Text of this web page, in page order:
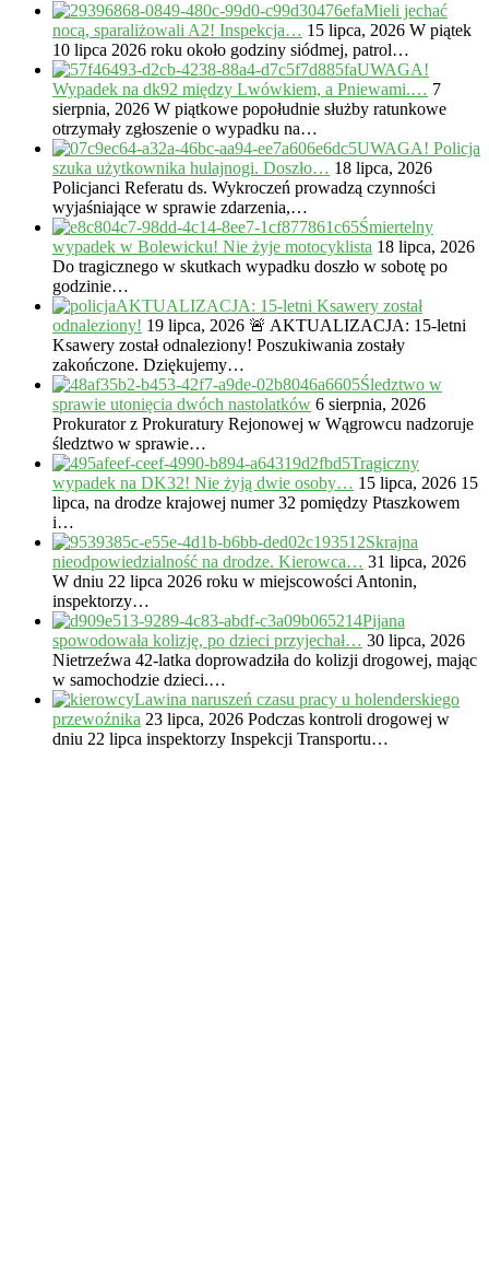
Mieli jechać
nocą, sparaliżowali A2! Inspekcja… 15 lipca, 2026 W piątek
10 lipca 2026 roku około godziny siódmej, patrol…
UWAGA!
Wypadek na dk92 między Lwówkiem, a Pniewami.… 7
sierpnia, 2026 W piątkowe popołudnie służby ratunkowe
otrzymały zgłoszenie o wypadku na…
UWAGA! Policja
szuka użytkownika hulajnogi. Doszło… 18 lipca, 2026
Policjanci Referatu ds. Wykroczeń prowadzą czynności
wyjaśniające w sprawie zdarzenia,…
Śmiertelny
wypadek w Bolewicku! Nie żyje motocyklista 18 lipca, 2026
Do tragicznego w skutkach wypadku doszło w sobotę po
godzinie…
AKTUALIZACJA: 15-letni Ksawery został
odnaleziony! 19 lipca, 2026 🚨 AKTUALIZACJA: 15-letni
Ksawery został odnaleziony! Poszukiwania zostały
zakończone. Dziękujemy…
Śledztwo w
sprawie utonięcia dwóch nastolatków 6 sierpnia, 2026
Prokurator z Prokuratury Rejonowej w Wągrowcu nadzoruje
śledztwo w sprawie…
Tragiczny
wypadek na DK32! Nie żyją dwie osoby… 15 lipca, 2026 15
lipca, na drodze krajowej numer 32 pomiędzy Ptaszkowem
i…
Skrajna
nieodpowiedzialność na drodze. Kierowca… 31 lipca, 2026
W dniu 22 lipca 2026 roku w miejscowości Antonin,
inspektorzy…
Pijana
spowodowała kolizję, po dzieci przyjechał… 30 lipca, 2026
Nietrzeźwa 42-latka doprowadziła do kolizji drogowej, mając
w samochodzie dzieci.…
Lawina naruszeń czasu pracy u holenderskiego
przewoźnika 23 lipca, 2026 Podczas kontroli drogowej w
dniu 22 lipca inspektorzy Inspekcji Transportu…